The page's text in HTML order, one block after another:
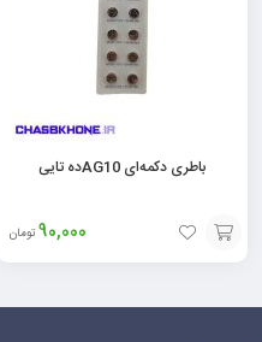
باطری دکمه‌ای AG10ده تایی
90,000 تومان
افزودن
به